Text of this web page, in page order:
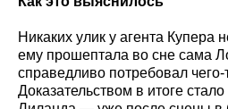
Никаких улик у агента
ему прошептала во сне сама
справедливо потребовал
Доказательством в итоге